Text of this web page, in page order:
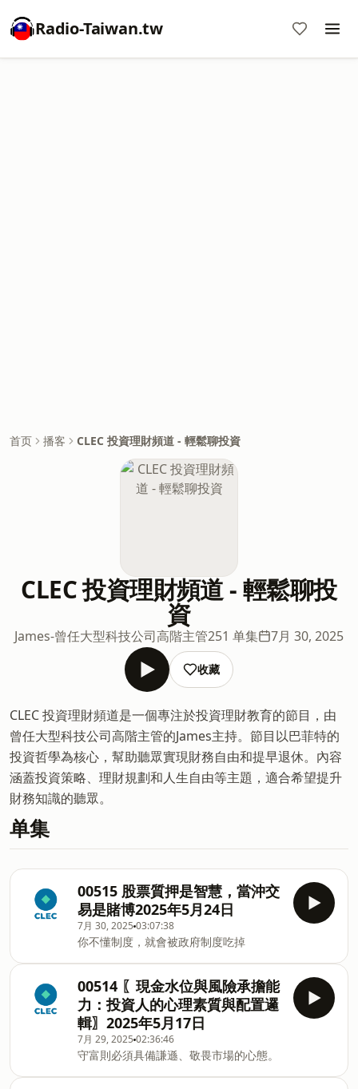
Radio-Taiwan.tw
首页 播客 CLEC 投資理財頻道 - 輕鬆聊投資
CLEC 投資理財頻道 - 輕鬆聊投
資
James-曾任大型科技公司高階主管251 单集 7月 30, 2025
收藏
CLEC 投資理財頻道是一個專注於投資理財教育的節目，由
曾任大型科技公司高階主管的James主持。節目以巴菲特的
投資哲學為核心，幫助聽眾實現財務自由和提早退休。內容
涵蓋投資策略、理財規劃和人生自由等主題，適合希望提升
財務知識的聽眾。
单集
00515 股票質押是智慧，當沖交
易是賭博2025年5月24日
7月 30, 2025 03:07:38
你不懂制度，就會被政府制度吃掉
00514 〖現金水位與風險承擔能
力：投資人的心理素質與配置邏
輯〗2025年5月17日
7月 29, 2025 02:36:46
守富則必須具備謙遜、敬畏市場的心態。